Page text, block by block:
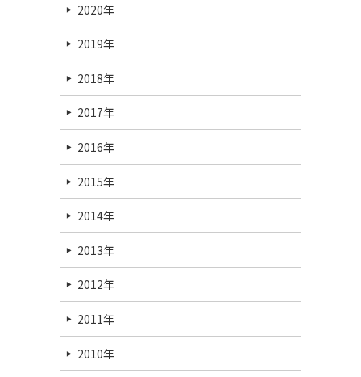
2020年
2019年
2018年
2017年
2016年
2015年
2014年
2013年
2012年
2011年
2010年